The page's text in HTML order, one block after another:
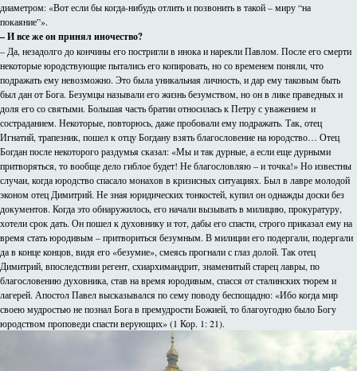
диаметром: «Вот если бы когда-нибудь отлить и позвонить в такой – миру “на
покаяние”».
– И все же он принял иночество?
– Да, незадолго до кончины его постригли в инока и нарекли Павлом. После его смерти
некоторые юродствующие пытались его копировать, но со временем поняли, что
подражать ему невозможно. Это была уникальная личность, и дар ему таковым быть
был дан от Бога. Безумцы называли его жизнь безумством, но он в лике праведных и
доля его со святыми. Большая часть братии относилась к Петру с уважением и
состраданием. Некоторые, повторюсь, даже пробовали ему подражать. Так, отец
Игнатий, трапезник, пошел к отцу Богдану взять благословение на юродство… Отец
Богдан после некоторого раздумья сказал: «Мы и так дурные, а если еще дурными
притворяться, то вообще дело гиблое будет! Не благословляю – и точка!» Но известны
случаи, когда юродство спасало монахов в кризисных ситуациях. Был в лавре молодой
эконом отец Димитрий. Не зная юридических тонкостей, купил он однажды доски без
документов. Когда это обнаружилось, его начали вызывать в милицию, прокуратуру,
хотели срок дать. Он пошел к духовнику и тот, дабы его спасти, строго приказал ему на
время стать юродивым – притвориться безумным. В милиции его подергали, подергали
да в конце концов, видя его «безумие», смеясь прогнали с глаз долой. Так отец
Димитрий, впоследствии регент, схиархимандрит, знаменитый старец лавры, по
благословению духовника, став на время юродивым, спасся от сталинских тюрем и
лагерей. Апостол Павел высказывался по сему поводу беспощадно: «Ибо когда мир
своею мудростью не познал Бога в премудрости Божией, то благоугодно было Богу
юродством проповеди спасти верующих» (1 Кор. 1: 21).